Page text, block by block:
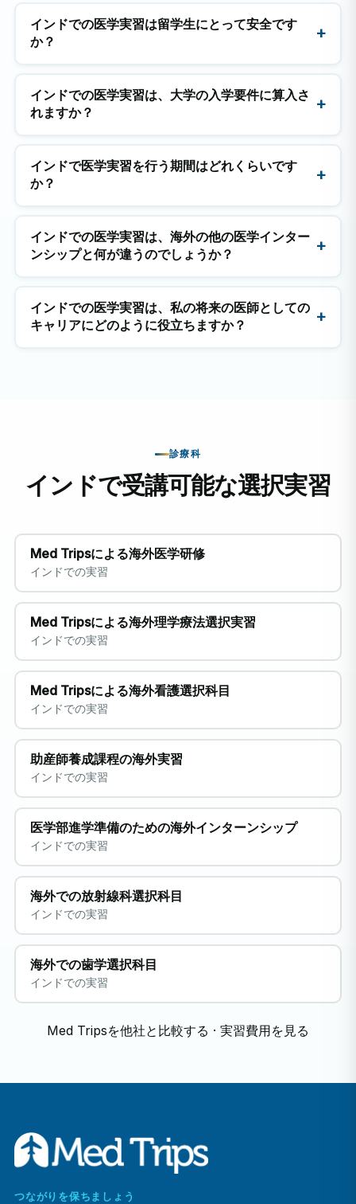
インドでの医学実習は留学生にとって安全です
か？
インドでの医学実習は、大学の入学要件に算入さ
れますか？
インドで医学実習を行う期間はどれくらいです
か？
インドでの医学実習は、海外の他の医学インター
ンシップと何が違うのでしょうか？
インドでの医学実習は、私の将来の医師としての
キャリアにどのように役立ちますか？
診療科
インドで受講可能な選択実習
Med Tripsによる海外医学研修
インドでの実習
Med Tripsによる海外理学療法選択実習
インドでの実習
Med Tripsによる海外看護選択科目
インドでの実習
助産師養成課程の海外実習
インドでの実習
医学部進学準備のための海外インターンシップ
インドでの実習
海外での放射線科選択科目
インドでの実習
海外での歯学選択科目
インドでの実習
Med Tripsを他社と比較する · 実習費用を見る
つながりを保ちましょう